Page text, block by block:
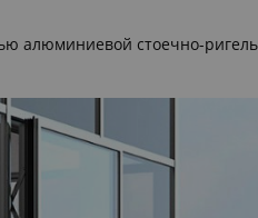
алюминиевой стоечно-